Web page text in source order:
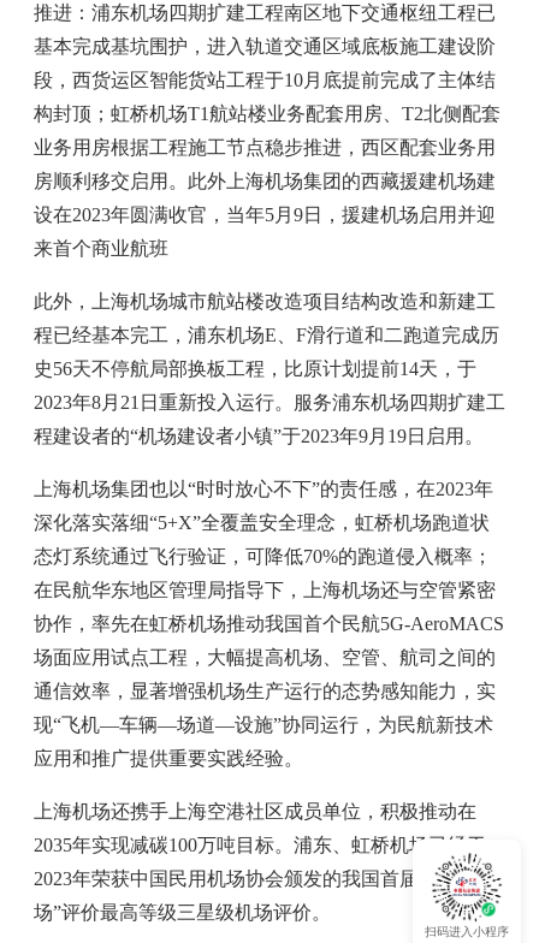
扫码进入小程序
推进：浦东机场四期扩建工程南区地下交通枢纽工程已
基本完成基坑围护，进入轨道交通区域底板施工建设阶
段，西货运区智能货站工程于10月底提前完成了主体结
构封顶；虹桥机场T1航站楼业务配套用房、T2北侧配套
业务用房根据工程施工节点稳步推进，西区配套业务用
房顺利移交启用。此外上海机场集团的西藏援建机场建
设在2023年圆满收官，当年5月9日，援建机场启用并迎
来首个商业航班
此外，上海机场城市航站楼改造项目结构改造和新建工
程已经基本完工，浦东机场E、F滑行道和二跑道完成历
史56天不停航局部换板工程，比原计划提前14天，于
2023年8月21日重新投入运行。服务浦东机场四期扩建工
程建设者的“机场建设者小镇”于2023年9月19日启用。
上海机场集团也以“时时放心不下”的责任感，在2023年
深化落实落细“5+X”全覆盖安全理念，虹桥机场跑道状
态灯系统通过飞行验证，可降低70%的跑道侵入概率；
在民航华东地区管理局指导下，上海机场还与空管紧密
协作，率先在虹桥机场推动我国首个民航5G-AeroMACS
场面应用试点工程，大幅提高机场、空管、航司之间的
通信效率，显著增强机场生产运行的态势感知能力，实
现“飞机—车辆—场道—设施”协同运行，为民航新技术
应用和推广提供重要实践经验。
上海机场还携手上海空港社区成员单位，积极推动在
2035年实现减碳100万吨目标。浦东、虹桥机场已经于
2023年荣获中国民用机场协会颁发的我国首届“双碳机
场”评价最高等级三星级机场评价。